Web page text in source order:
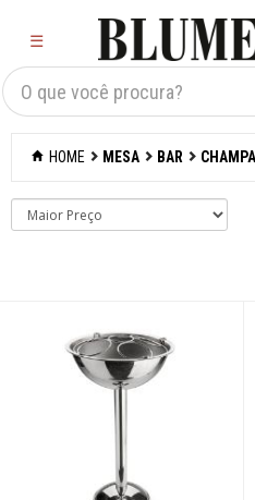
☰
Criar Lista×
Organização
Eletros
Acessórios
Bar
Abridores de
garrafas
Acessórios
HOME MESA BAR